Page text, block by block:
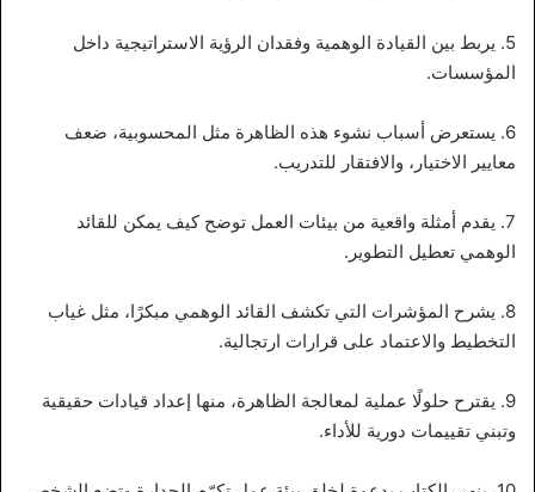
5. يربط بين القيادة الوهمية وفقدان الرؤية الاستراتيجية داخل
المؤسسات.
6. يستعرض أسباب نشوء هذه الظاهرة مثل المحسوبية، ضعف
معايير الاختيار، والافتقار للتدريب.
7. يقدم أمثلة واقعية من بيئات العمل توضح كيف يمكن للقائد
الوهمي تعطيل التطوير.
8. يشرح المؤشرات التي تكشف القائد الوهمي مبكرًا، مثل غياب
التخطيط والاعتماد على قرارات ارتجالية.
9. يقترح حلولًا عملية لمعالجة الظاهرة، منها إعداد قيادات حقيقية
وتبني تقييمات دورية للأداء.